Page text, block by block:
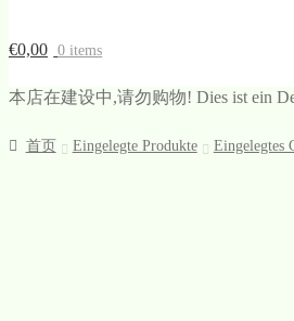
€0,00 0 items
本店在建设中,请勿购物! Dies ist ein
首页 Eingelegte Produkte Eingelegtes